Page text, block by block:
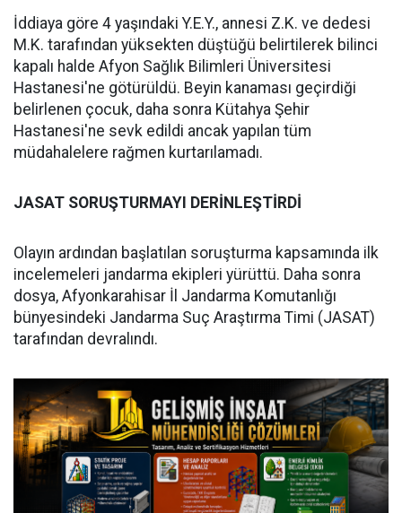
İddiaya göre 4 yaşındaki Y.E.Y., annesi Z.K. ve dedesi
M.K. tarafından yüksekten düştüğü belirtilerek bilinci
kapalı halde Afyon Sağlık Bilimleri Üniversitesi
Hastanesi'ne götürüldü. Beyin kanaması geçirdiği
belirlenen çocuk, daha sonra Kütahya Şehir
Hastanesi'ne sevk edildi ancak yapılan tüm
müdahalelere rağmen kurtarılamadı.
JASAT SORUŞTURMAYI DERİNLEŞTİRDİ
Olayın ardından başlatılan soruşturma kapsamında ilk
incelemeleri jandarma ekipleri yürüttü. Daha sonra
dosya, Afyonkarahisar İl Jandarma Komutanlığı
bünyesindeki Jandarma Suç Araştırma Timi (JASAT)
tarafından devralındı.